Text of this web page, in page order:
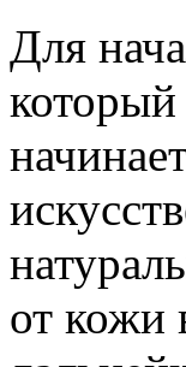
Для
от кожи